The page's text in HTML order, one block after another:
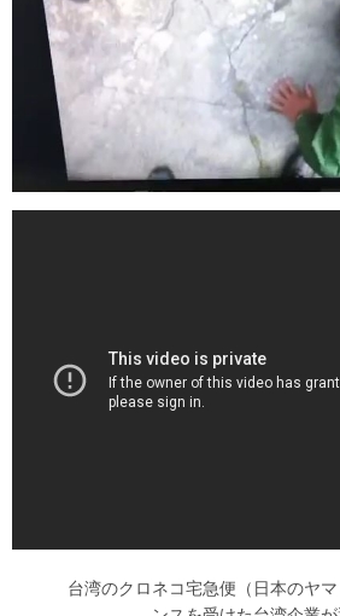
台湾のクロネコ宅急便（日本のヤ